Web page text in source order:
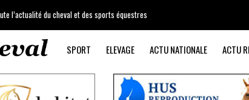
l’actualité du cheval et des sports équestres
SPORT ELEVAGE ACTU NATIONALE ACTU